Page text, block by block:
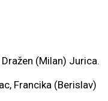
(Milan) Jurica.
Francika (Berislav)